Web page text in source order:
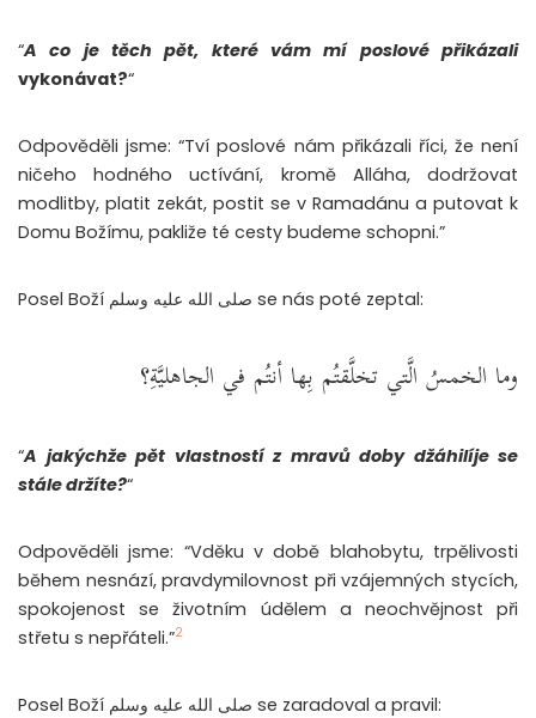
“A co je těch pět, které vám mí poslové přikázali
vykonávat?“
Odpověděli jsme: “Tví poslové nám přikázali říci, že není
ničeho hodného uctívání, kromě Alláha, dodržovat
modlitby, platit zekát, postit se v Ramadánu a putovat k
Domu Božímu, pakliže té cesty budeme schopni.”
Posel Boží صلى الله عليه وسلم se nás poté zeptal:
وما الخمسُ الَّتي تخلَّقتُم بِها أنتُم في الجاهليَّةِ؟
“A jakýchže pět vlastností z mravů doby džáhilíje se
stále držíte?“
Odpověděli jsme: “Vděku v době blahobytu, trpělivosti
během nesnází, pravdymilovnost při vzájemných stycích,
spokojenost se životním údělem a neochvějnost při
střetu s nepřáteli.”2
Posel Boží صلى الله عليه وسلم se zaradoval a pravil: